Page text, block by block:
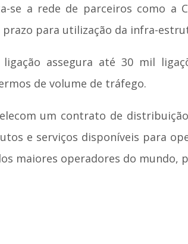
a rede de parceiros como a
para utilização da infra-
assegura até 30 mil
de volume de tráfego.
um contrato de
e serviços disponíveis para
maiores operadores do mundo,